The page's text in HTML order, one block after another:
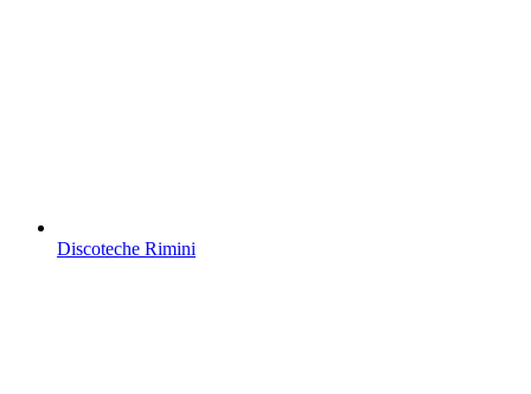
Discoteche Rimini